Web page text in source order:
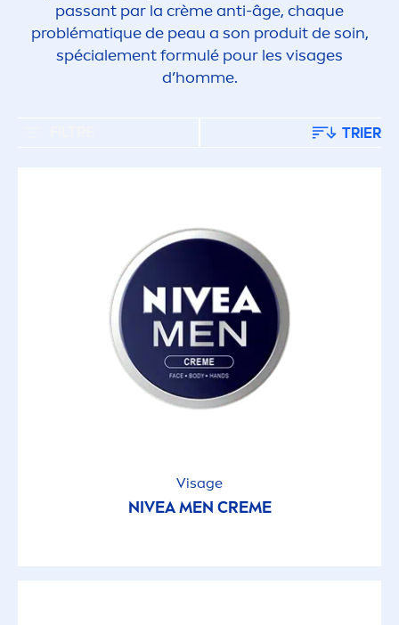
passant par la crème anti-âge, chaque
problématique de peau a son produit de soin,
spécialement formulé pour les visages
d’homme.
TRIER
Visage
NIVEA MEN CREME